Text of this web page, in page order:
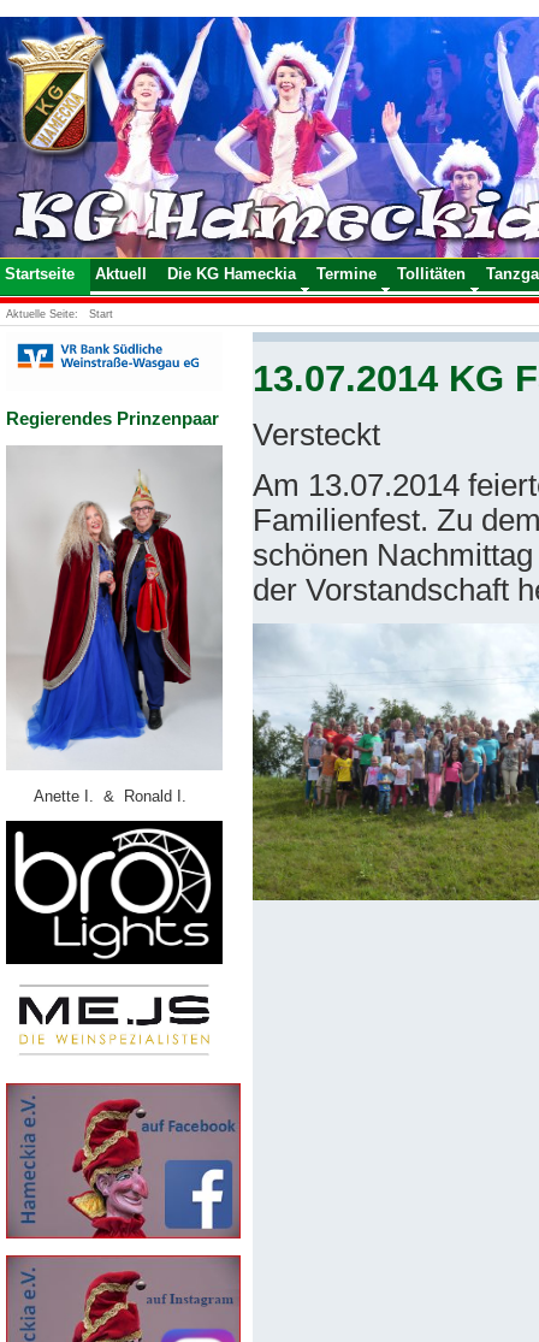
Startseite Aktuell Die KG Hameckia Termine Tollitäten
Aktuelle Seite: Start
Regierendes Prinzenpaar
Anette I. & Ronald I.
13.07.2014 KG
Versteckt
Am 13.07.2014
Familienfest. Zu
schönen
der Vorstandschaft